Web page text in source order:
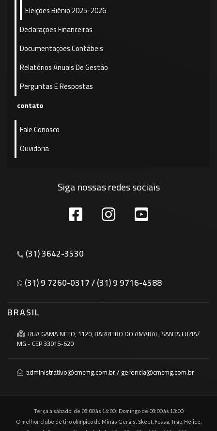
Eleições Biênio 2025-2026
Declarações Financeiras
Documentações Contábeis
Relatórios Anuais De Gestão
Perguntas E Respostas
contato
Fale Conosco
Ouvidoria
Siga nossas redes sociais
(31) 3642-3530
(31) 9 7260-0317 / (31) 9 9716-4588
BRASIL
RUA GAMA NETO, 1120, BARREIRO DO AMARAL, SANTA LUZIA/
MG - CEP 33015-620
administrativo@cmcmg.com.br / gerencia@cmcmg.com.br
Terça a sábado: de 08:00 às 16:00 | Domingo de 08:00 às 13:00
O melhor clube de tiro olímpico de Minas Gerais: Skeet, Fossa, Trap, Hélice,